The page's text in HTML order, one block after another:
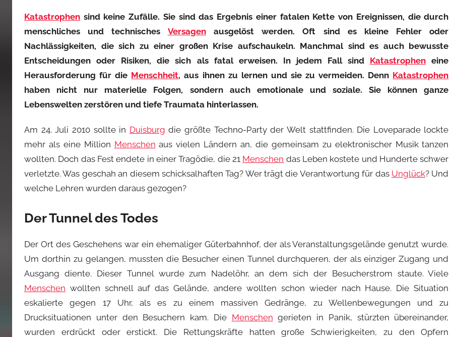
Katastrophen sind keine Zufälle. Sie sind das Ergebnis einer fatalen Kette von Ereignissen, die durch
menschliches und technisches Versagenausgelöst werden. Oft sind es kleine Fehler oder
Nachlässigkeiten, die sich zu einer großen Krise aufschaukeln. Manchmal sind es auch bewusste
Entscheidungen oder Risiken, die sich als fatal erweisen. In jedem Fall sind Katastrophen eine
Herausforderung für die Menschheit, aus ihnen zu lernen und sie zu vermeiden. Denn Katastrophen
haben nicht nur materielle Folgen, sondern auch emotionale und soziale. Sie können ganze
Lebenswelten zerstören und tiefe Traumata hinterlassen.
Am 24. Juli 2010 sollte in Duisburg die größte Techno-Party der Welt stattfinden. Die Loveparade lockte
mehr als eine Million Menschen aus vielen Ländern an, die gemeinsam zu elektronischer Musik tanzen
wollten. Doch das Fest endete in einer Tragödie, die 21 Menschen das Leben kostete und Hunderte schwer
verletzte. Was geschah an diesem schicksalhaften Tag? Wer trägt die Verantwortung für das Unglück? Und
welche Lehren wurden daraus gezogen?
Der Tunnel des Todes
Der Ort des Geschehens war ein ehemaliger Güterbahnhof, der als Veranstaltungsgelände genutzt wurde.
Um dorthin zu gelangen, mussten die Besucher einen Tunnel durchqueren, der als einziger Zugang und
Ausgang diente. Dieser Tunnel wurde zum Nadelöhr, an dem sich der Besucherstrom staute. Viele
Menschen wollten schnell auf das Gelände, andere wollten schon wieder nach Hause. Die Situation
eskalierte gegen 17 Uhr, als es zu einem massiven Gedränge, zu Wellenbewegungen und zu
Drucksituationen unter den Besuchern kam. Die Menschen gerieten in Panik, stürzten übereinander,
wurden erdrückt oder erstickt. Die Rettungskräfte hatten große Schwierigkeiten, zu den Opfern